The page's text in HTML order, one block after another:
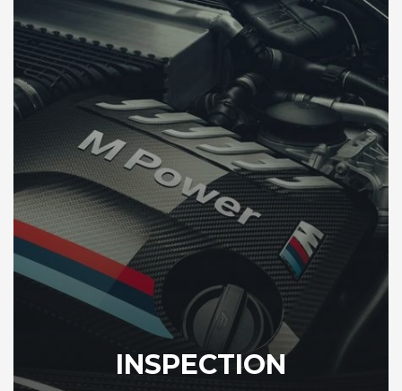
INSPECTION